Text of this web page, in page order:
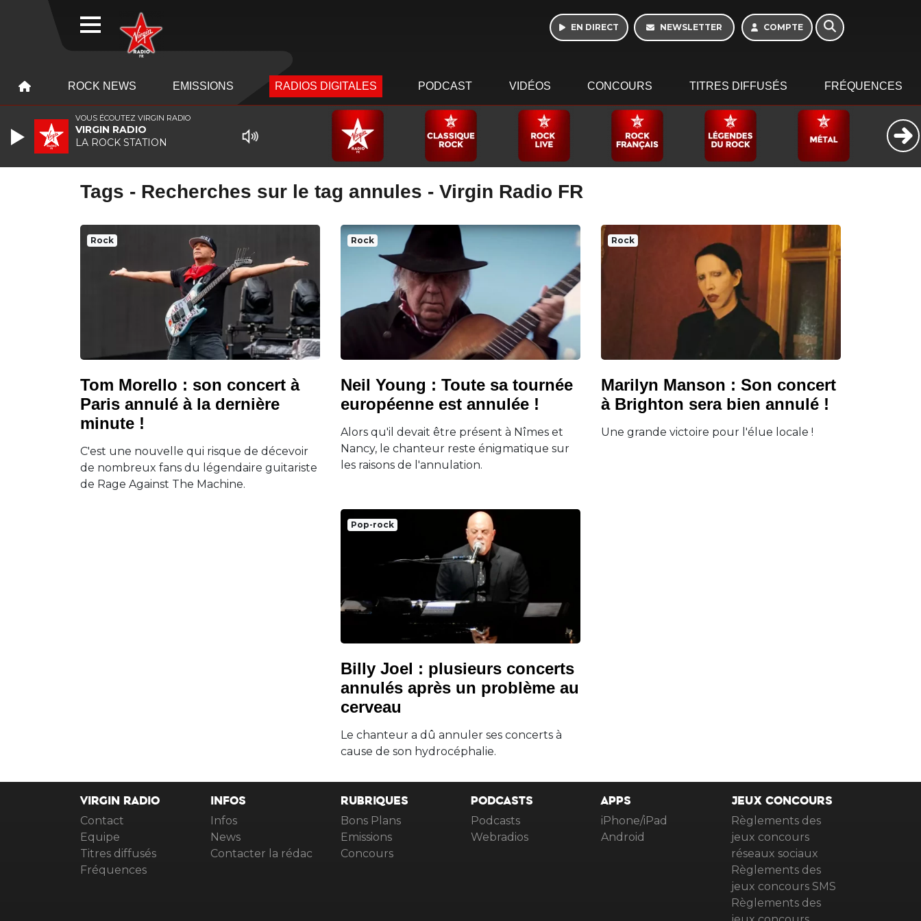
EN DIRECT NEWSLETTER COMPTE
ROCK NEWS EMISSIONS RADIOS DIGITALES PODCAST VIDÉOS CONCOURS TITRES DIFFUSÉS FRÉQUENCES
Tags - Recherches sur le tag annules - Virgin Radio FR
Rock
Tom Morello : son concert à
Paris annulé à la dernière
minute !
C'est une nouvelle qui risque de décevoir
de nombreux fans du légendaire guitariste
de Rage Against The Machine.
Rock
Neil Young : Toute sa tournée
européenne est annulée !
Alors qu'il devait être présent à Nîmes et
Nancy, le chanteur reste énigmatique sur
les raisons de l'annulation.
Rock
Marilyn Manson : Son concert
à Brighton sera bien annulé !
Une grande victoire pour l'élue locale !
Pop-rock
Billy Joel : plusieurs concerts
annulés après un problème au
cerveau
Le chanteur a dû annuler ses concerts à
cause de son hydrocéphalie.
VIRGIN RADIO
Contact
Equipe
Titres diffusés
Fréquences
INFOS
Infos
News
Contacter la rédac
RUBRIQUES
Bons Plans
Emissions
Concours
PODCASTS
Podcasts
Webradios
APPS
iPhone/iPad
Android
JEUX CONCOURS
Règlements des
jeux concours
réseaux sociaux
Règlements des
jeux concours SMS
Règlements des
VOUS ÉCOUTEZ VIRGIN RADIO
VIRGIN RADIO
LA ROCK STATION
WEBRADIO
16h - 20h